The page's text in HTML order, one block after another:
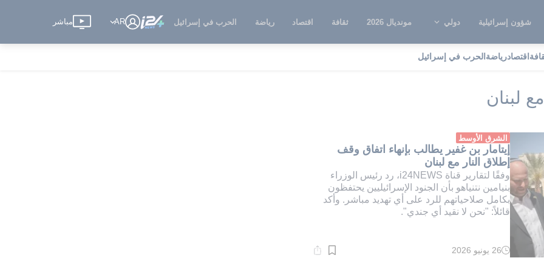
شؤون إسرائيلية دولي مونديال 2026 ثقافة اقتصاد رياضة الحرب في إسرائيل AR مباشر
اقتصادرياضة الحرب في إسرائيل
وقف إطلاق النار مع لبنان
لبنان
الشرق الأوسط
إيتامار بن غفير يطالب بإنهاء اتفاق وقف
إطلاق النار مع لبنان
وفقًا لتقارير قناة i24NEWS، رد رئيس الوزراء
بنيامين نتنياهو بأن الجنود الإسرائيليين يحتفظون
بكامل صلاحياتهم للرد على أي تهديد مباشر. وأكد
قائلاً: "نحن لا نقيد أي جندي".
وقت
26 يونيو 2026